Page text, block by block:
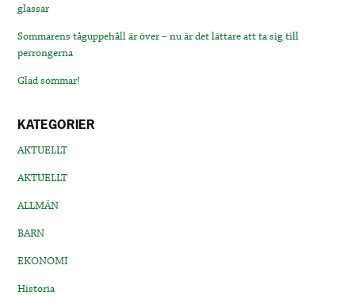
glassar
Sommarens tåguppehåll är över – nu är det lättare att ta sig till
perrongerna
Glad sommar!
KATEGORIER
AKTUELLT
AKTUELLT
ALLMÄN
BARN
EKONOMI
Historia